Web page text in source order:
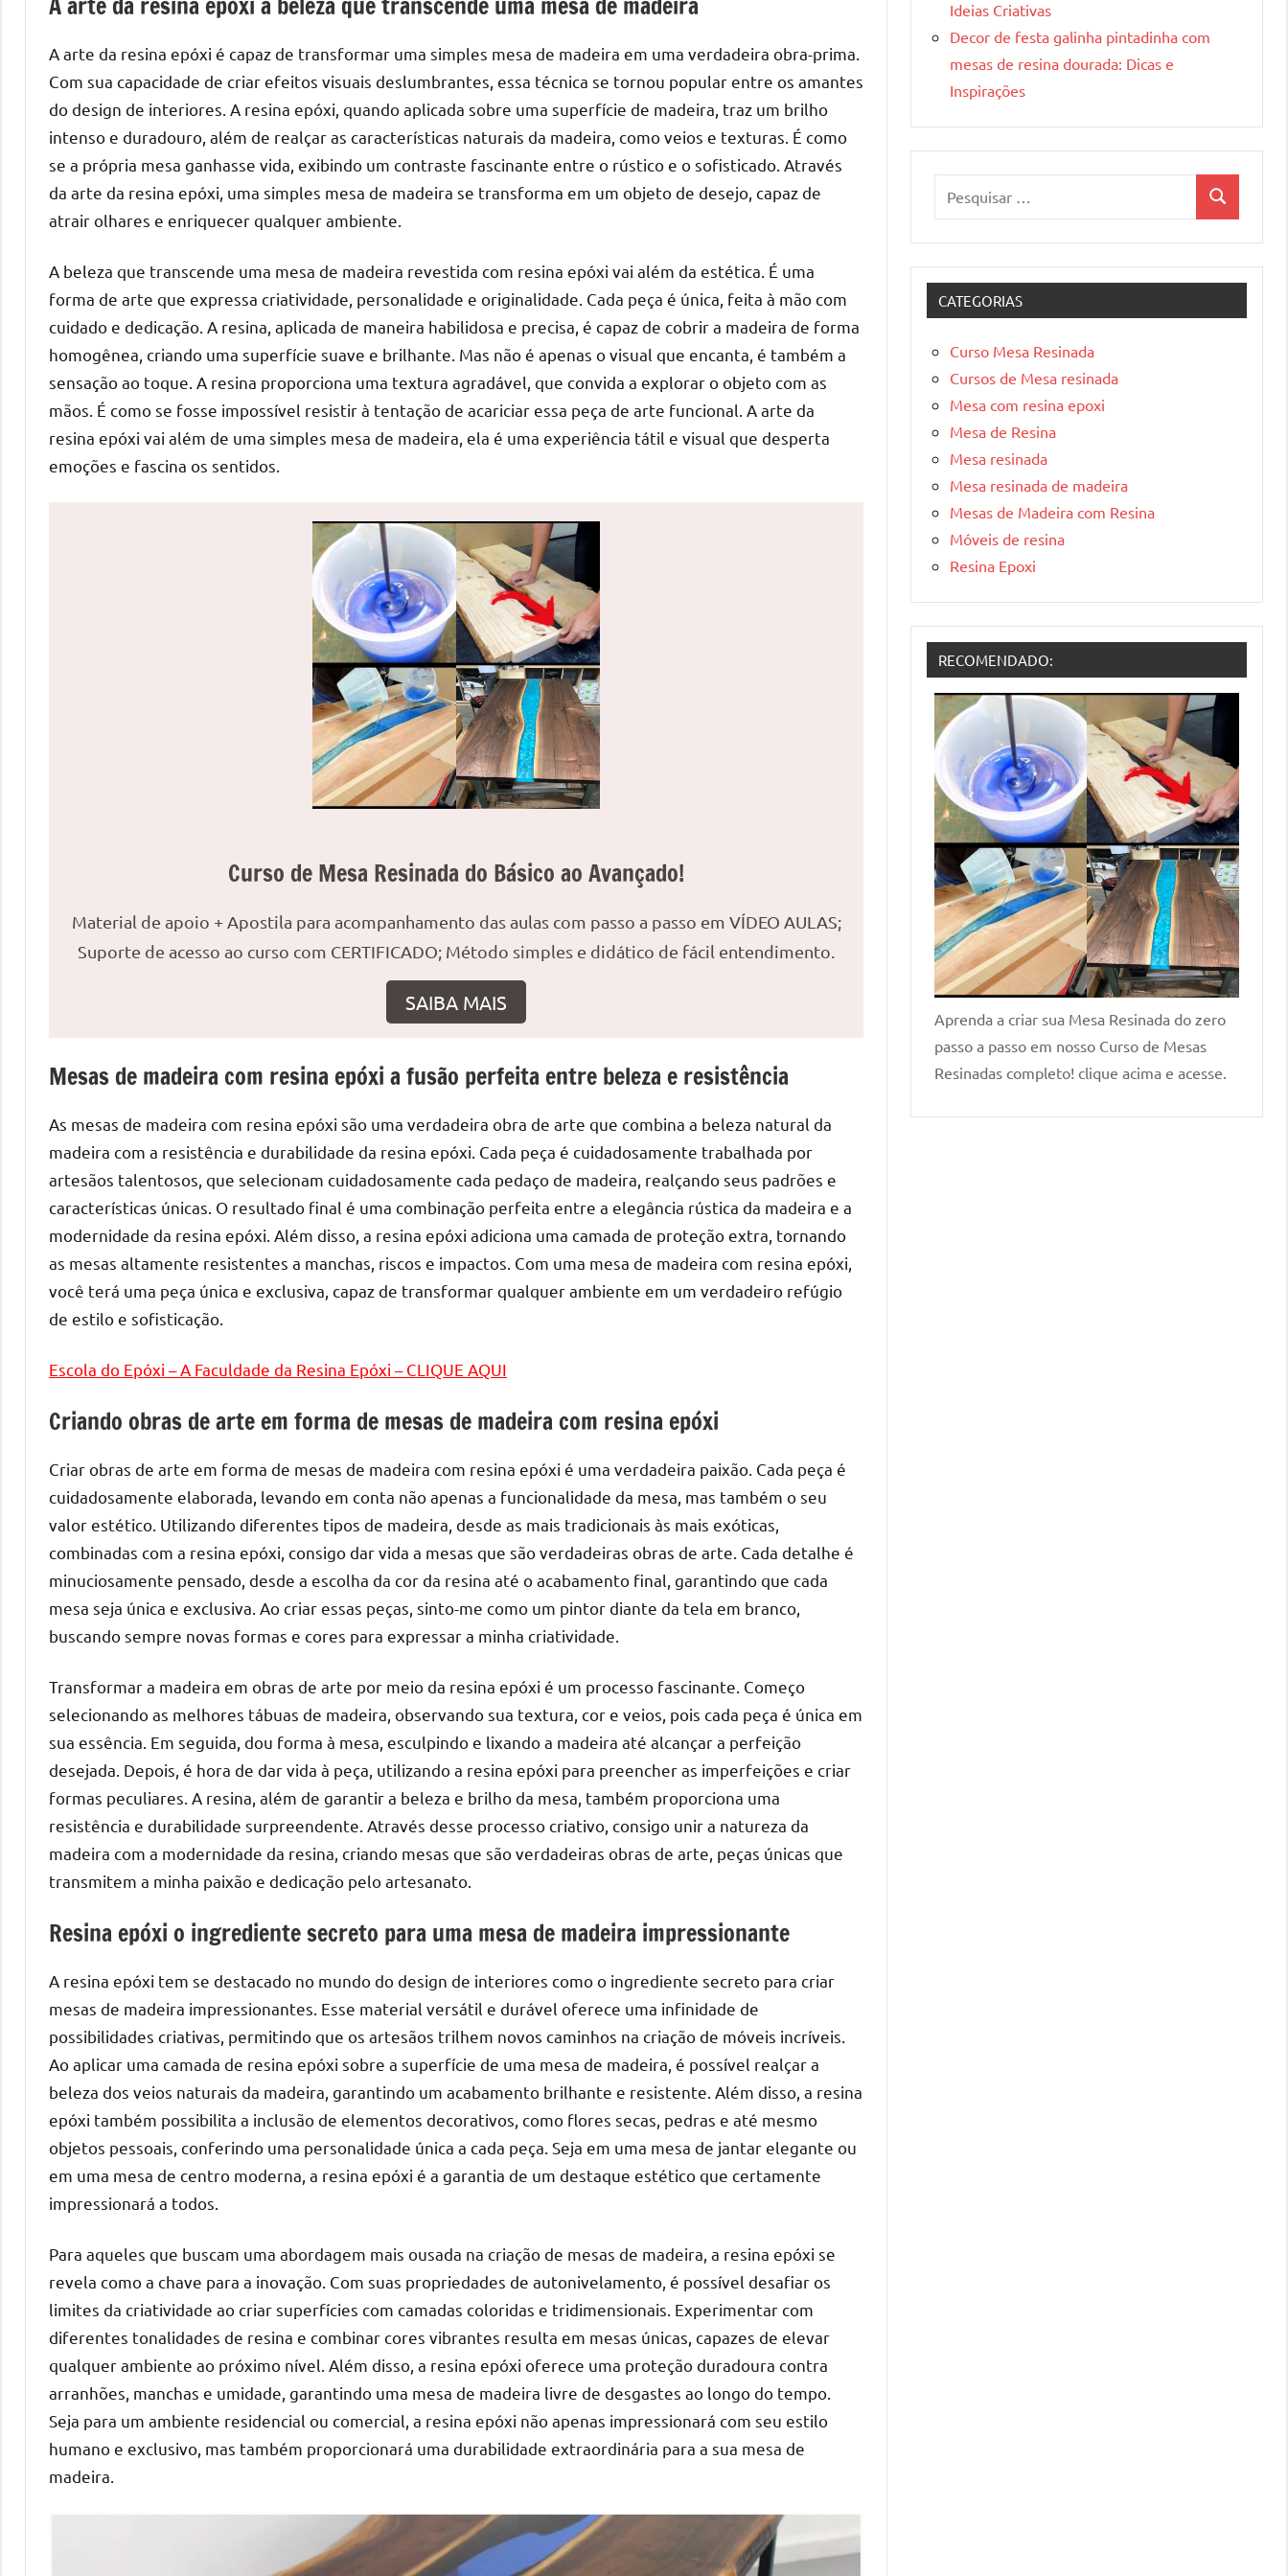
de
jantar
de
resina
e
as
inovadoras
cascata
resinadas.
à
procura
de
uma
reuniões
ou
uma
mesa
de
jantar
para
8
lugares,
aqui
você
encontrará
o
transformar
ambiente
peças
únicas.
é
focado
em
apresentar
as
melhores
tendências
criar
resinada
alta
qualidade,
como
as
populares
Tables
e
mesas
resinadas.
A arte da resina epóxi é capaz de transformar uma simples mesa de madeira em uma verdadeira obra-prima.
Com sua capacidade de criar efeitos visuais deslumbrantes, essa técnica se tornou popular entre os amantes
do design de interiores. A resina epóxi, quando aplicada sobre uma superfície de madeira, traz um brilho
intenso e duradouro, além de realçar as características naturais da madeira, como veios e texturas. É como
se a própria mesa ganhasse vida, exibindo um contraste fascinante entre o rústico e o sofisticado. Através
da arte da resina epóxi, uma simples mesa de madeira se transforma em um objeto de desejo, capaz de
atrair olhares e enriquecer qualquer ambiente.
A beleza que transcende uma mesa de madeira revestida com resina epóxi vai além da estética. É uma
forma de arte que expressa criatividade, personalidade e originalidade. Cada peça é única, feita à mão com
cuidado e dedicação. A resina, aplicada de maneira habilidosa e precisa, é capaz de cobrir a madeira de forma
homogênea, criando uma superfície suave e brilhante. Mas não é apenas o visual que encanta, é também a
sensação ao toque. A resina proporciona uma textura agradável, que convida a explorar o objeto com as
mãos. É como se fosse impossível resistir à tentação de acariciar essa peça de arte funcional. A arte da
resina epóxi vai além de uma simples mesa de madeira, ela é uma experiência tátil e visual que desperta
emoções e fascina os sentidos.
Curso de Mesa Resinada do Básico ao Avançado!
Material de apoio + Apostila para acompanhamento das aulas com passo a passo em VÍDEO AULAS;
Suporte de acesso ao curso com CERTIFICADO; Método simples e didático de fácil entendimento.
SAIBA MAIS
Mesas de madeira com resina epóxi a fusão perfeita entre beleza e resistência
As mesas de madeira com resina epóxi são uma verdadeira obra de arte que combina a beleza natural da
madeira com a resistência e durabilidade da resina epóxi. Cada peça é cuidadosamente trabalhada por
artesãos talentosos, que selecionam cuidadosamente cada pedaço de madeira, realçando seus padrões e
características únicas. O resultado final é uma combinação perfeita entre a elegância rústica da madeira e a
modernidade da resina epóxi. Além disso, a resina epóxi adiciona uma camada de proteção extra, tornando
as mesas altamente resistentes a manchas, riscos e impactos. Com uma mesa de madeira com resina epóxi,
você terá uma peça única e exclusiva, capaz de transformar qualquer ambiente em um verdadeiro refúgio
de estilo e sofisticação.
Escola do Epóxi – A Faculdade da Resina Epóxi – CLIQUE AQUI
Criando obras de arte em forma de mesas de madeira com resina epóxi
Criar obras de arte em forma de mesas de madeira com resina epóxi é uma verdadeira paixão. Cada peça é
cuidadosamente elaborada, levando em conta não apenas a funcionalidade da mesa, mas também o seu
valor estético. Utilizando diferentes tipos de madeira, desde as mais tradicionais às mais exóticas,
combinadas com a resina epóxi, consigo dar vida a mesas que são verdadeiras obras de arte. Cada detalhe é
minuciosamente pensado, desde a escolha da cor da resina até o acabamento final, garantindo que cada
mesa seja única e exclusiva. Ao criar essas peças, sinto-me como um pintor diante da tela em branco,
buscando sempre novas formas e cores para expressar a minha criatividade.
Transformar a madeira em obras de arte por meio da resina epóxi é um processo fascinante. Começo
selecionando as melhores tábuas de madeira, observando sua textura, cor e veios, pois cada peça é única em
sua essência. Em seguida, dou forma à mesa, esculpindo e lixando a madeira até alcançar a perfeição
desejada. Depois, é hora de dar vida à peça, utilizando a resina epóxi para preencher as imperfeições e criar
formas peculiares. A resina, além de garantir a beleza e brilho da mesa, também proporciona uma
resistência e durabilidade surpreendente. Através desse processo criativo, consigo unir a natureza da
madeira com a modernidade da resina, criando mesas que são verdadeiras obras de arte, peças únicas que
transmitem a minha paixão e dedicação pelo artesanato.
Resina epóxi o ingrediente secreto para uma mesa de madeira impressionante
A resina epóxi tem se destacado no mundo do design de interiores como o ingrediente secreto para criar
mesas de madeira impressionantes. Esse material versátil e durável oferece uma infinidade de
possibilidades criativas, permitindo que os artesãos trilhem novos caminhos na criação de móveis incríveis.
Ao aplicar uma camada de resina epóxi sobre a superfície de uma mesa de madeira, é possível realçar a
beleza dos veios naturais da madeira, garantindo um acabamento brilhante e resistente. Além disso, a resina
epóxi também possibilita a inclusão de elementos decorativos, como flores secas, pedras e até mesmo
objetos pessoais, conferindo uma personalidade única a cada peça. Seja em uma mesa de jantar elegante ou
em uma mesa de centro moderna, a resina epóxi é a garantia de um destaque estético que certamente
impressionará a todos.
Para aqueles que buscam uma abordagem mais ousada na criação de mesas de madeira, a resina epóxi se
revela como a chave para a inovação. Com suas propriedades de autonivelamento, é possível desafiar os
limites da criatividade ao criar superfícies com camadas coloridas e tridimensionais. Experimentar com
diferentes tonalidades de resina e combinar cores vibrantes resulta em mesas únicas, capazes de elevar
qualquer ambiente ao próximo nível. Além disso, a resina epóxi oferece uma proteção duradoura contra
arranhões, manchas e umidade, garantindo uma mesa de madeira livre de desgastes ao longo do tempo.
Seja para um ambiente residencial ou comercial, a resina epóxi não apenas impressionará com seu estilo
humano e exclusivo, mas também proporcionará uma durabilidade extraordinária para a sua mesa de
madeira.
Ideias Criativas
Decor de festa galinha pintadinha com
mesas de resina dourada: Dicas e
Inspirações
Pesquisa
CATEGORIAS
Curso Mesa Resinada
Cursos de Mesa resinada
Mesa com resina epoxi
Mesa de Resina
Mesa resinada
Mesa resinada de madeira
Mesas de Madeira com Resina
Móveis de resina
Resina Epoxi
RECOMENDADO:
Aprenda a criar sua Mesa Resinada do zero
passo a passo em nosso Curso de Mesas
Resinadas completo! clique acima e acesse.